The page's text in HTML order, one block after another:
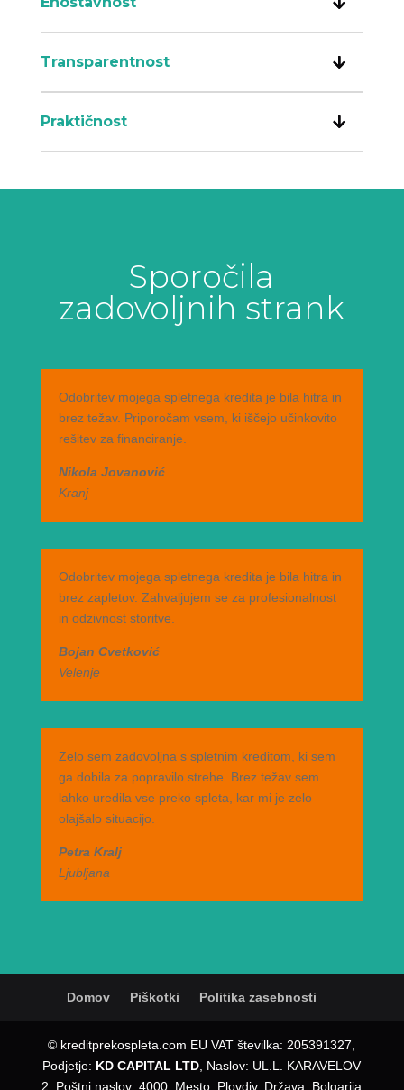
Transparentnost
Praktičnost
Sporočila
zadovoljnih strank
Odobritev mojega spletnega kredita je bila hitra in
brez težav. Priporočam vsem, ki iščejo učinkovito
rešitev za financiranje.
Nikola Jovanović
Kranj
Odobritev mojega spletnega kredita je bila hitra in
brez zapletov. Zahvaljujem se za profesionalnost
in odzivnost storitve.
Bojan Cvetković
Velenje
Zelo sem zadovoljna s spletnim kreditom, ki sem
ga dobila za popravilo strehe. Brez težav sem
lahko uredila vse preko spleta, kar mi je zelo
olajšalo situacijo.
Petra Kralj
Ljubljana
Domov Piškotki Politika zasebnosti
© kreditprekospleta.com EU VAT številka: 205391327,
Podjetje: KD CAPITAL LTD , Naslov: UL.L. KARAVELOV
2, Poštni naslov: 4000, Mesto: Plovdiv, Država: Bolgarija